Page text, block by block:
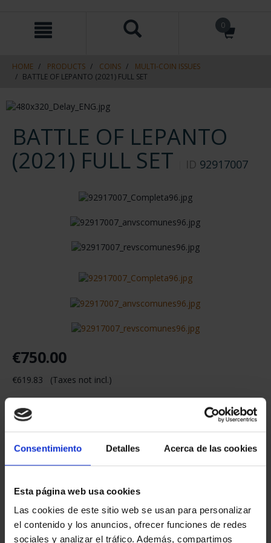
Consentimiento Detalles Acerca de las cookies
Esta página web usa cookies
Las cookies de este sitio web se usan para personalizar
el contenido y los anuncios, ofrecer funciones de redes
sociales y analizar el tráfico. Además, compartimos
navigation
0
HOME PRODUCTS COINS
MULTI-COIN ISSUES
BATTLE OF LEPANTO (2021) FULL SET
BATTLE OF LEPANTO
(2021) FULL SET ID 92917007
€750.00
€619.83 (Taxes not incl.)